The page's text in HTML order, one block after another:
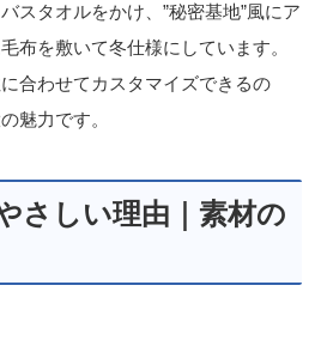
スタオルをかけ、”秘密基地”風にア
布を敷いて冬仕様にしています。
合わせてカスタマイズできるの
魅力です。
さしい理由｜素材の